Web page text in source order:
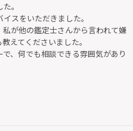
。
スをいただきました。
が他の鑑定士さんから言われて嫌
えてくださいました。
、何でも相談できる雰囲気があり